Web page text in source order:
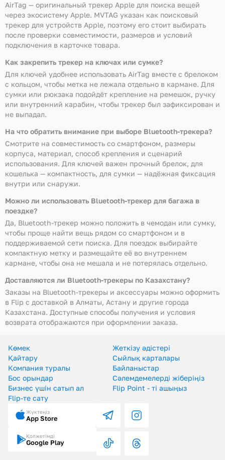
AirTag — оригинальный трекер Apple для поиска вещей
через экосистему Apple. MVTAG указан как поисковый
трекер для устройств Apple, поэтому его стоит выбирать
после проверки совместимости, размеров и условий
подключения в карточке товара.
Как закрепить трекер на ключах или сумке?
Для ключей удобнее использовать AirTag вместе с брелоком
с кольцом, чтобы метка не лежала отдельно в кармане. Для
сумки или рюкзака подойдёт крепление на ремешок, ручку
или внутренний карабин, чтобы трекер был зафиксирован и
не выпадал.
На что обратить внимание при выборе Bluetooth-трекера?
Смотрите на совместимость со смартфоном, размеры
корпуса, материал, способ крепления и сценарий
использования. Для ключей важен прочный брелок, для
кошелька — компактность, для сумки — надёжная фиксация
внутри или снаружи.
Можно ли использовать Bluetooth-трекер для багажа в
поездке?
Да, Bluetooth-трекер можно положить в чемодан или сумку,
чтобы проще найти вещь рядом со смартфоном и в
поддерживаемой сети поиска. Для поездок выбирайте
компактную метку и размещайте её во внутреннем
кармане, чтобы она не мешала и не потерялась отдельно.
Доставляются ли Bluetooth-трекеры по Казахстану?
Заказы на Bluetooth-трекеры и аксессуары можно оформить
в Flip с доставкой в Алматы, Астану и другие города
Казахстана. Доступные способы получения и условия
возврата отображаются при оформлении заказа.
Көмек
Жеткізу әдістері
Қайтару
Сыйлық карталары
Компания туралы
Байланыстар
Бос орындар
Сәлемдемелерді жіберіңіз
Бизнес үшін сатып ал
Flip Point - ті ашыңыз
Flip-те сату
Жүктеңіз
App Store
Қолжетімді
Google Play